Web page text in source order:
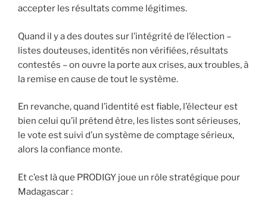
accepter les résultats comme légitimes.
Quand il y a des doutes sur l’intégrité de l’élection –
listes douteuses, identités non vérifiées, résultats
contestés – on ouvre la porte aux crises, aux troubles, à
la remise en cause de tout le système.
En revanche, quand l’identité est fiable, l’électeur est
bien celui qu’il prétend être, les listes sont sérieuses,
le vote est suivi d’un système de comptage sérieux,
alors la confiance monte.
Et c’est là que PRODIGY joue un rôle stratégique pour
Madagascar :